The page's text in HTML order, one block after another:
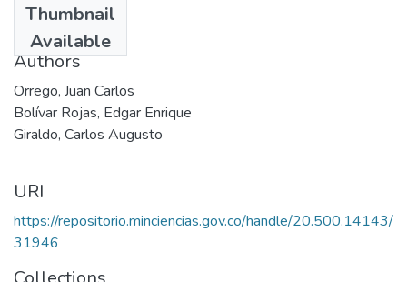
Thumbnail
Available
2003
Authors
Orrego, Juan Carlos
Bolívar Rojas, Edgar Enrique
Giraldo, Carlos Augusto
URI
https://repositorio.minciencias.gov.co/handle/20.500.14143/
31946